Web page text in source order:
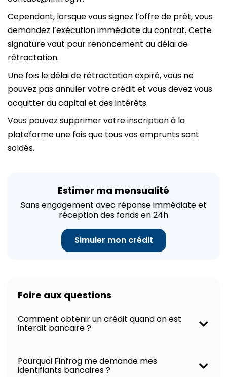
Cependant, lorsque vous signez l’offre de prêt, vous
demandez l’exécution immédiate du contrat. Cette
signature vaut pour renoncement au délai de
rétractation.
Une fois le délai de rétractation expiré, vous ne
pouvez pas annuler votre crédit et vous devez vous
acquitter du capital et des intérêts.
Vous pouvez supprimer votre inscription à la
plateforme une fois que tous vos emprunts sont
soldés.
Estimer ma mensualité
Sans engagement avec réponse immédiate et
réception des fonds en 24h
Simuler mon crédit
Foire aux questions
Comment obtenir un crédit quand on est
interdit bancaire ?
Pourquoi Finfrog me demande mes
identifiants bancaires ?